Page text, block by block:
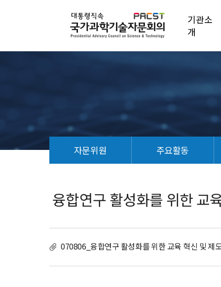
기관소
개
자문위원 주요활동
구
화
를
위
융합연구 활성화를 위한 교
070806_융합연구 활성화를 위한 교육 혁신 및 제